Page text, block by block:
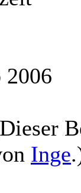
2006
Inge